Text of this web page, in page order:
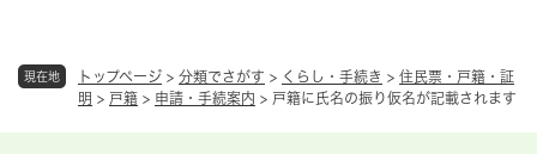
現在地 トップページ > 分類でさがす > くらし・手続き > 住民票・戸籍・証
明 > 戸籍 > 申請・手続案内 > 戸籍に氏名の振り仮名が記載されます